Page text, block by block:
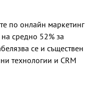
по онлайн маркетинг
среднo 52% за
се и съществен
технологии и CRM